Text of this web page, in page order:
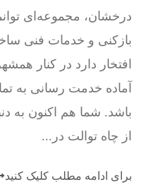
درخشان، مجموعه‌ای
بازکنی و خدمات فنی
افتخار دارد در کنار
آماده خدمت رسانی به
باشد. شما هم اکنون به
از چاه توالت در...
برای ادامه مطلب کلیک کنید